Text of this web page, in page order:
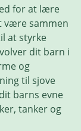
for at lære
være sammen
at styrke
dit barn i
og
til sjove
barns evne
tanker og